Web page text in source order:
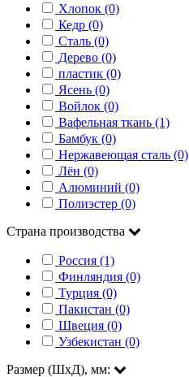
Хлопок (0)
Кедр (0)
Сталь (0)
Дерево (0)
пластик (0)
Ясень (0)
Войлок (0)
Вафельная ткань (1)
Бамбук (0)
Нержавеющая сталь (0)
Лён (0)
Алюминий (0)
Полиэстер (0)
Страна производства
Россия (1)
Финляндия (0)
Турция (0)
Пакистан (0)
Швеция (0)
Узбекистан (0)
Размер (ШхД), мм: